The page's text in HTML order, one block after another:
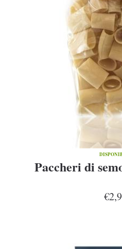
Paccheri di